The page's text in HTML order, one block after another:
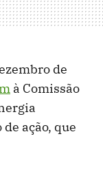
de
à Comissão
ação, que